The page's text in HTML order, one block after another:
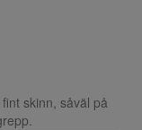
skinn, såväl på